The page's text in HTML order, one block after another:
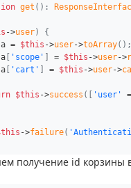
get ( ) :
->user)
{
= $this ->user->toArray( ) ;
'scope' = $this ->user->
'cart' = $this ->user->
$this ->success ( 'user'
->failure(
получение id корзины